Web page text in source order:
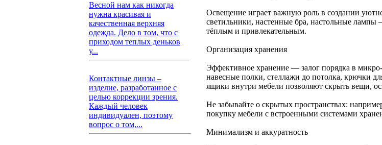
Весной нам как никогда
нужна красивая и
качественная верхняя
одежда. Дело в том, что с
приходом теплых деньков
у...
Контактные линзы –
изделие, разработанное с
целью коррекции зрения.
Каждый человек
индивидуален, поэтому
вопрос о том,...
Освещение играет важную роль в создании
светильники, настенные бра, настольные лампы
тёплым и привлекательным.
Организация хранения
Эффективное хранение — залог порядка в
навесные полки, стеллажи до потолка, крючки
ящики внутри мебели позволяют скрыть вещи,
Не забывайте о скрытых пространствах:
покупку мебели с встроенными системами
Минимализм и аккуратность